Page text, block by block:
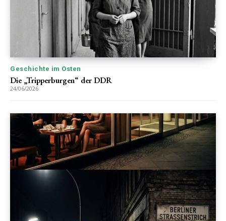
Geschichte im Osten
Die „Tripperburgen“ der DDR
24/06/2026